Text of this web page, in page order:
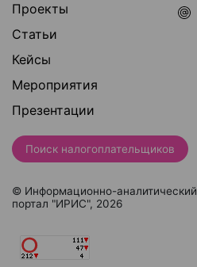
Проекты
Статьи
Кейсы
Мероприятия
Презентации
Поиск налогоплательщиков
© Информационно-аналитический
портал "ИРИС", 2026